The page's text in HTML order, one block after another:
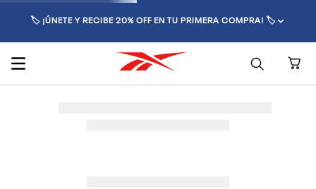
🏷️ ¡ÚNETE Y RECIBE 20% OFF EN TU PRIMERA COMPRA! 🏷️